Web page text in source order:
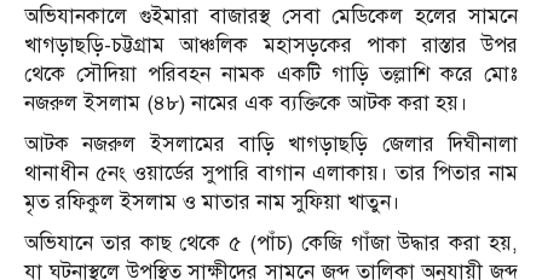
অভিযানকালে গুইমারা বাজারস্থ সেবা মেডিকেল হলের সামনে
খাগড়াছড়ি-চট্টগ্রাম আঞ্চলিক মহাসড়কের পাকা রাস্তার উপর
থেকে সৌদিয়া পরিবহন নামক একটি গাড়ি তল্লাশি করে মোঃ
নজরুল ইসলাম (৪৮) নামের এক ব্যক্তিকে আটক করা হয়।
আটক নজরুল ইসলামের বাড়ি খাগড়াছড়ি জেলার দিঘীনালা
থানাধীন ৫নং ওয়ার্ডের সুপারি বাগান এলাকায়। তার পিতার নাম
মৃত রফিকুল ইসলাম ও মাতার নাম সুফিয়া খাতুন।
অভিযানে তার কাছ থেকে ৫ (পাঁচ) কেজি গাঁজা উদ্ধার করা হয়,
যা ঘটনাস্থলে উপস্থিত সাক্ষীদের সামনে জব্দ তালিকা অনুযায়ী জব্দ